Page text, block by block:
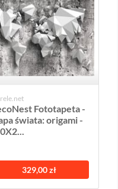
Fototapeta -
świata: origami -
329,00 zł